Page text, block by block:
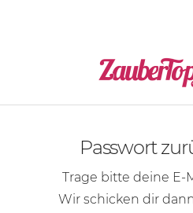
Passwort
Trage bitte deine E-
Wir schicken dir